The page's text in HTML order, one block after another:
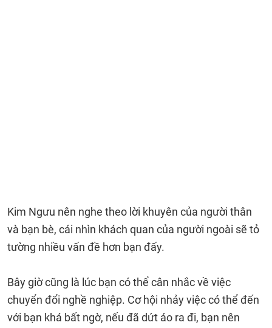
Kim Ngưu nên nghe theo lời khuyên của người thân
và bạn bè, cái nhìn khách quan của người ngoài sẽ tỏ
tường nhiều vấn đề hơn bạn đấy.
Bây giờ cũng là lúc bạn có thể cân nhắc về việc
chuyển đổi nghề nghiệp. Cơ hội nhảy việc có thể đến
với bạn khá bất ngờ, nếu đã dứt áo ra đi, bạn nên